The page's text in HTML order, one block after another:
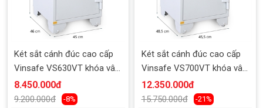
Két sắt cánh đúc cao cấp
Vinsafe VS630VT khóa vân
tay
8.450.000đ
9.200.000đ -8%
Két sắt cánh đúc cao cấp
Vinsafe VS700VT khóa vân
tay
12.350.000đ
15.750.000đ -21%